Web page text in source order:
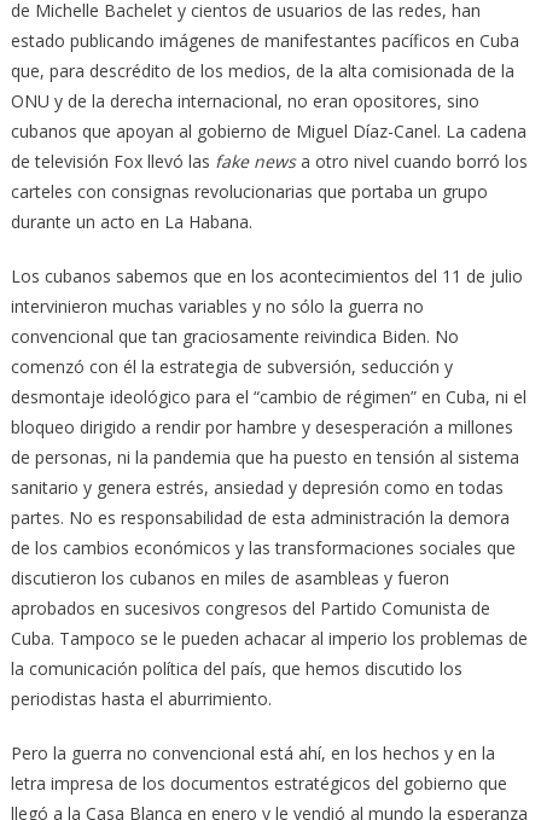
de Michelle Bachelet y cientos de usuarios de las redes, han
estado publicando imágenes de manifestantes pacíficos en Cuba
que, para descrédito de los medios, de la alta comisionada de la
ONU y de la derecha internacional, no eran opositores, sino
cubanos que apoyan al gobierno de Miguel Díaz-Canel. La cadena
de televisión Fox llevó las fake newsa otro nivel cuando borró los
carteles con consignas revolucionarias que portaba un grupo
durante un acto en La Habana.
Los cubanos sabemos que en los acontecimientos del 11 de julio
intervinieron muchas variables y no sólo la guerra no
convencional que tan graciosamente reivindica Biden. No
comenzó con él la estrategia de subversión, seducción y
desmontaje ideológico para el “cambio de régimen” en Cuba, ni el
bloqueo dirigido a rendir por hambre y desesperación a millones
de personas, ni la pandemia que ha puesto en tensión al sistema
sanitario y genera estrés, ansiedad y depresión como en todas
partes. No es responsabilidad de esta administración la demora
de los cambios económicos y las transformaciones sociales que
discutieron los cubanos en miles de asambleas y fueron
aprobados en sucesivos congresos del Partido Comunista de
Cuba. Tampoco se le pueden achacar al imperio los problemas de
la comunicación política del país, que hemos discutido los
periodistas hasta el aburrimiento.
Pero la guerra no convencional está ahí, en los hechos y en la
letra impresa de los documentos estratégicos del gobierno que
llegó a la Casa Blanca en enero y le vendió al mundo la esperanza